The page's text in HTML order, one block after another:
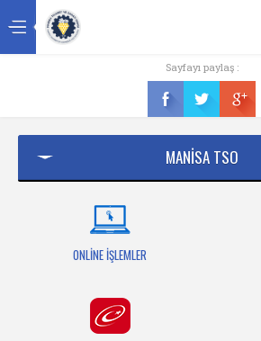
Üyelik
Bilgi Bankası
Sayfayı paylaş :
MANİSA TSO
ONLİNE İŞLEMLER